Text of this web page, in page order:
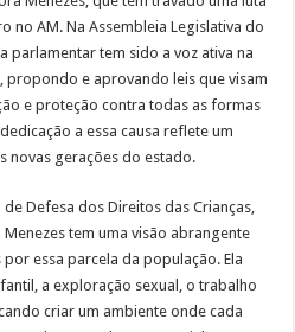
no AM. Na Assembleia Legislativa do
parlamentar tem sido a voz ativa na
propondo e aprovando leis que visam
e proteção contra todas as formas
a essa causa reflete um
novas gerações do estado.
Defesa dos Direitos das Crianças,
tem uma visão abrangente
essa parcela da população. Ela
a exploração sexual, o trabalho
criar um ambiente onde cada